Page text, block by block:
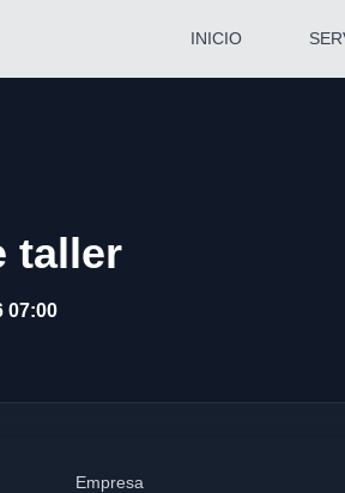
INICIO
taller
07:00
Empresa